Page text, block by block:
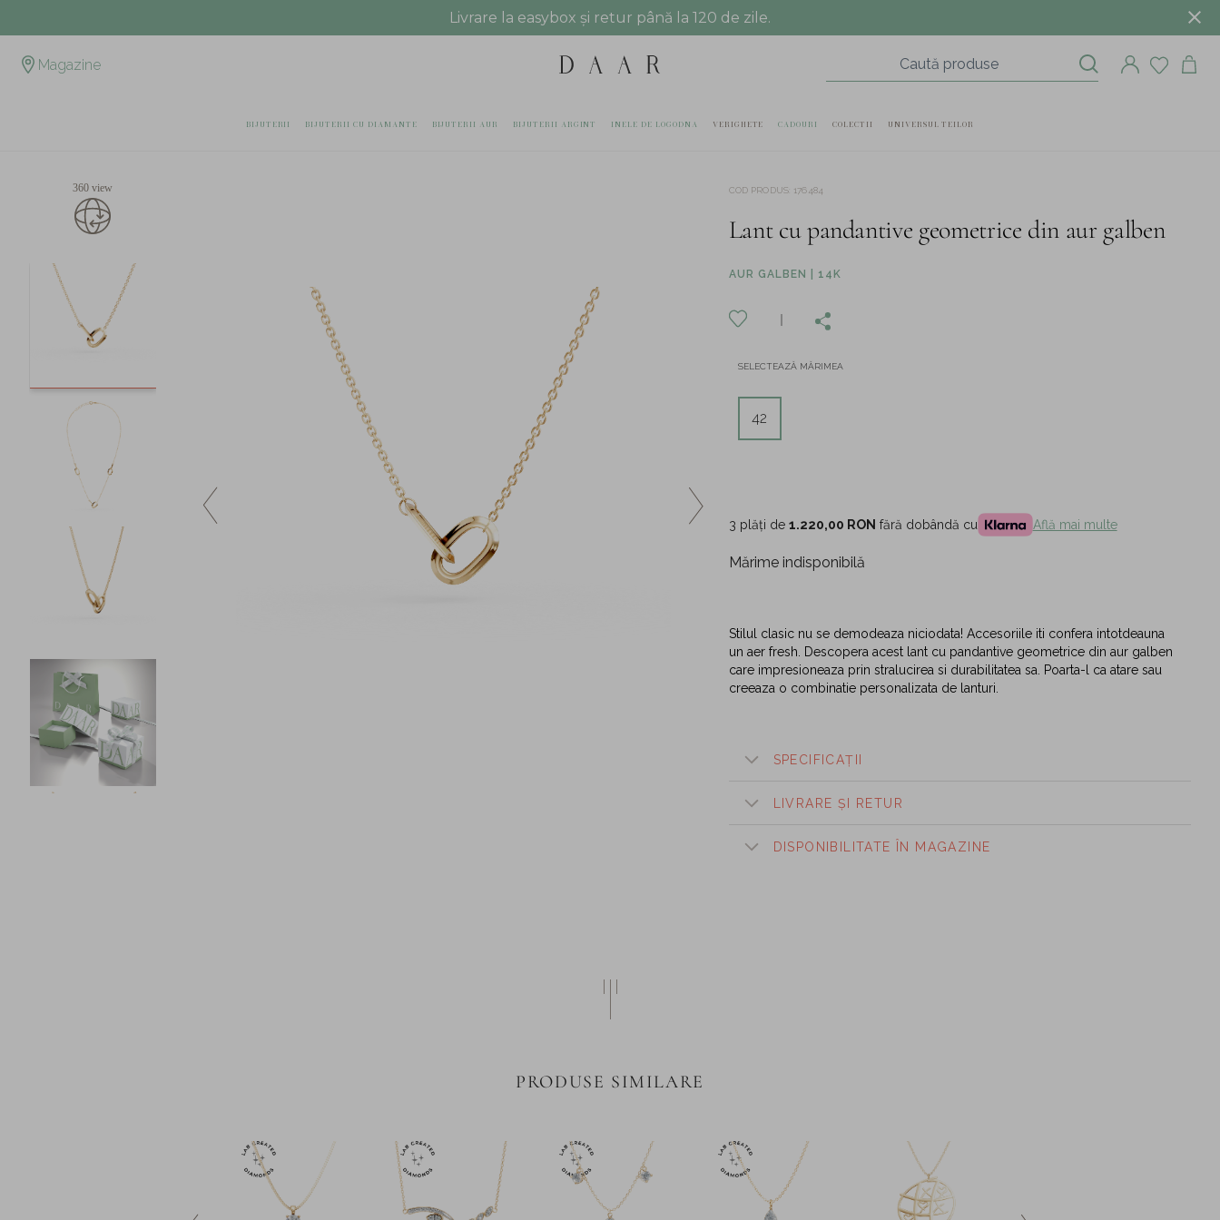
Livrare la easybox și retur până la 120 de zile.
Magazine
BIJUTERII BIJUTERII CU DIAMANTE BIJUTERII AUR BIJUTERII ARGINT INELE DE LOGODNA VERIGHETE CADOURI COLECTII UNIVERSUL TEILOR
360 view COD PRODUS: 176484
Lant cu pandantive geometrice din aur galben
AUR GALBEN | 14K
SELECTEAZĂ MĂRIMEA
42
3 plăți de 1.220,00 RON fără dobândă cu Află mai multe
Mărime indisponibilă
Stilul clasic nu se demodeaza niciodata! Accesoriile iti confera intotdeauna
un aer fresh. Descopera acest lant cu pandantive geometrice din aur galben
care impresioneaza prin stralucirea si durabilitatea sa. Poarta-l ca atare sau
creeaza o combinatie personalizata de lanturi.
SPECIFICAȚII
LIVRARE ȘI RETUR
DISPONIBILITATE ÎN MAGAZINE
PRODUSE SIMILARE